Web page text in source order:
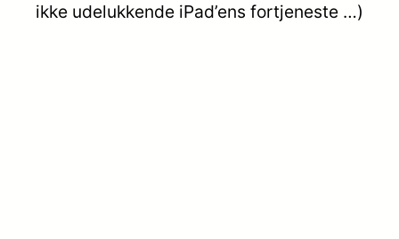
ikke udelukkende iPad’ens fortjeneste …)